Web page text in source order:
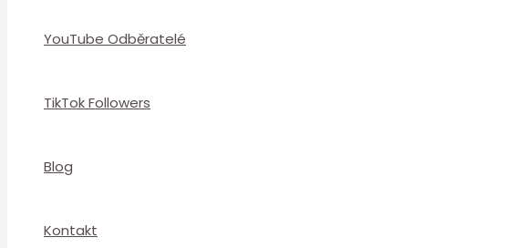
YouTube Odběratelé
TikTok Followers
Blog
Kontakt